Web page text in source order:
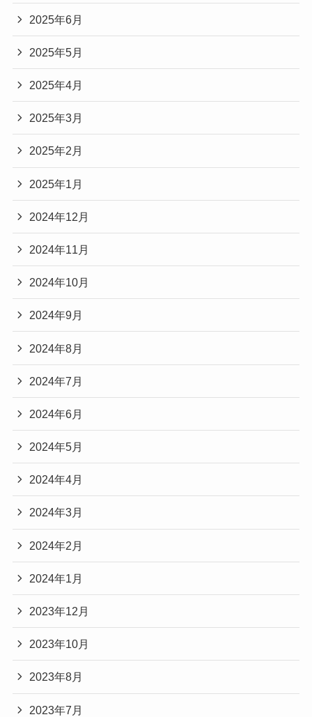
2025年6月
2025年5月
2025年4月
2025年3月
2025年2月
2025年1月
2024年12月
2024年11月
2024年10月
2024年9月
2024年8月
2024年7月
2024年6月
2024年5月
2024年4月
2024年3月
2024年2月
2024年1月
2023年12月
2023年10月
2023年8月
2023年7月